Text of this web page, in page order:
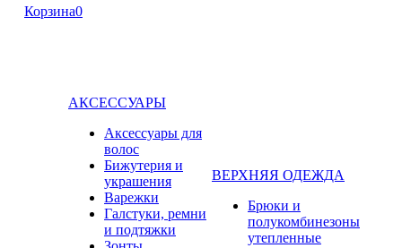
Корзина0
АКСЕССУАРЫ
Аксессуары для
волос
Бижутерия и
украшения
Варежки
Галстуки, ремни
и подтяжки
ВЕРХНЯЯ ОДЕЖДА
Брюки и
полукомбинезоны
утепленные